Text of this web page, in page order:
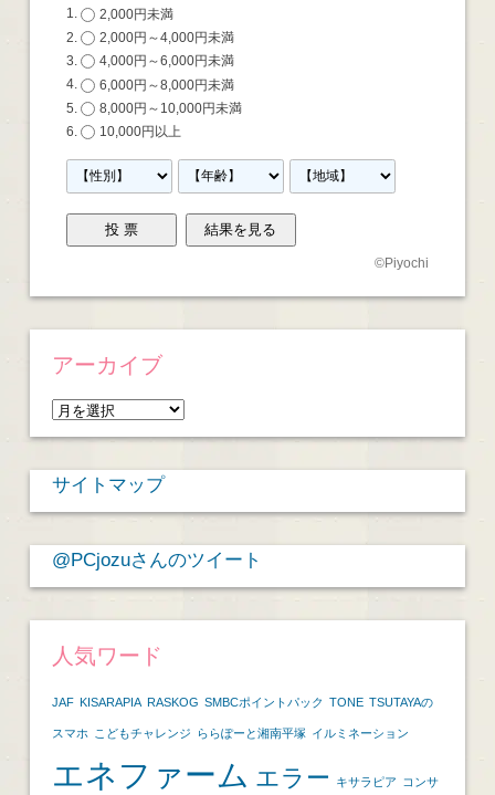
2,000円未満
2,000円～4,000円未満
4,000円～6,000円未満
6,000円～8,000円未満
8,000円～10,000円未満
10,000円以上
©Piyochi
アーカイブ
ア
ー
カ
イ
サイトマップ
@PCjozuさんのツイート
人気ワード
JAF KISARAPIA RASKOG SMBCポイントパック TONE TSUTAYAの
スマホ こどもチャレンジ ららぽーと湘南平塚 イルミネーション
エネファーム エラー キサラピア コンサ